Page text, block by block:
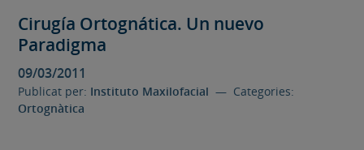
Cirugía Ortognática. Un nuevo
Paradigma
09/03/2011
Publicat per: Instituto Maxilofacial — Categories:
Ortognàtica